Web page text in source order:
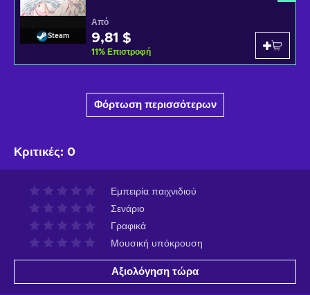
Steam
Από
9,81 $
11% Επιστροφή
Φόρτωση περισσότερων
Κριτικές: 0
Εμπειρία παιχνιδιού
Σενάριο
Γραφικά
Μουσική υπόκρουση
Αξιολόγηση τώρα